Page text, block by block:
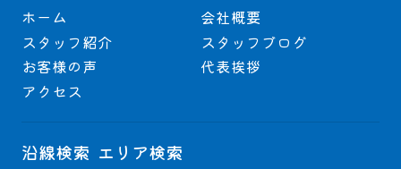
ホーム
会社概要
スタッフ紹介
スタッフブログ
お客様の声
代表挨拶
アクセス
沿線検索 エリア検索